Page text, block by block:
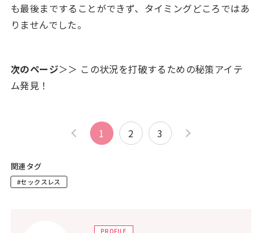
も最後まですることができず、タイミングどころではあ
りませんでした。
次のページ＞＞ この状況を打破するための秘策アイテ
ム発見！
1 2 3
関連タグ
#セックスレス
PROFILE